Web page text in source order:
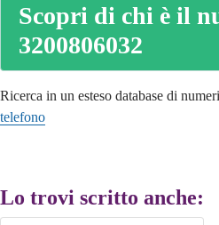
Scopri di chi è il
3200806032
Ricerca in un esteso database di
telefono
Lo trovi scritto anche: